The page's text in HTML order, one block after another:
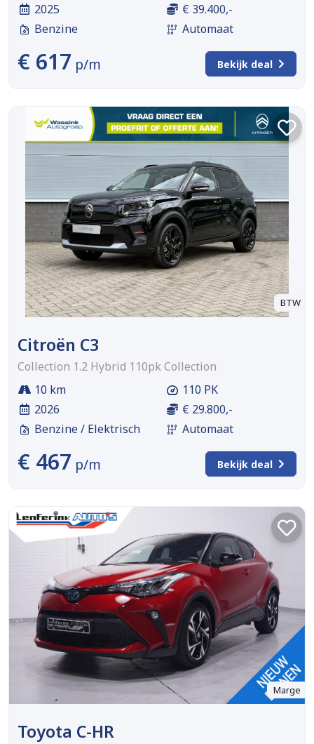
2025
Benzine
€ 39.400,-
Automaat
€ 617 p/m Bekijk deal
BTW
Citroën C3
Collection 1.2 Hybrid 110pk Collection
10 km
2026
Benzine / Elektrisch
110 PK
€ 29.800,-
Automaat
€ 467 p/m Bekijk deal
Marge
Toyota C-HR